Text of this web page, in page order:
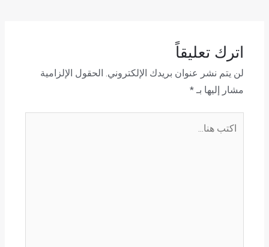
اترك تعليقاً
لن يتم نشر عنوان بريدك الإلكتروني. الحقول الإلزامية
مشار إليها بـ*